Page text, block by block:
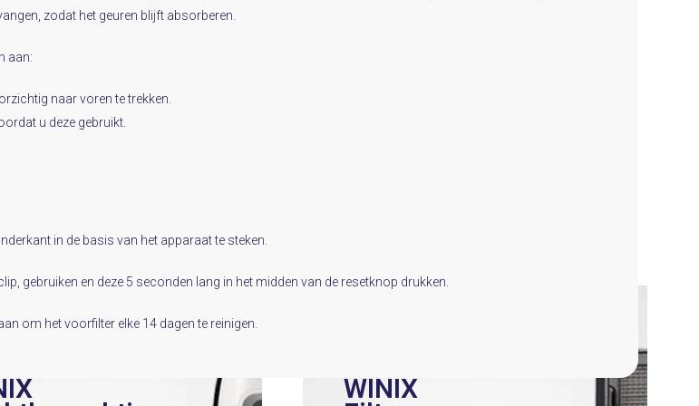
zodat het geuren blijft absorberen.
aan:
naar voren te trekken.
u deze gebruikt.
in de basis van het apparaat te steken.
gebruiken en deze 5 seconden lang in het midden van de resetknop drukken.
om het voorfilter elke 14 dagen te reinigen.
WINIX